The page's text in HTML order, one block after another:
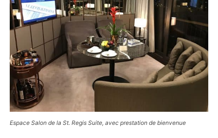
Espace Salon de la St. Regis Suite, avec prestation de bienvenue